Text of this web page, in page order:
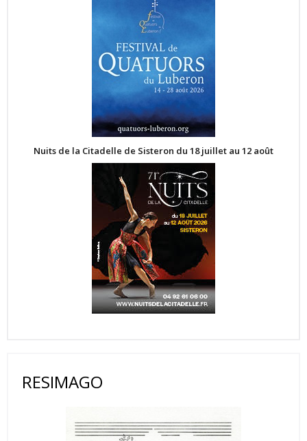
Nuits de la Citadelle de Sisteron du 18 juillet au 12 août
RESIMAGO